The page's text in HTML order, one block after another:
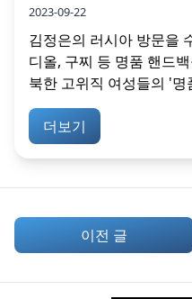
2023-09-22
김정은의 러시아 방문을
디올, 구찌 등 명품 핸드
북한 고위직 여성들의 '명
더보기
이전 글